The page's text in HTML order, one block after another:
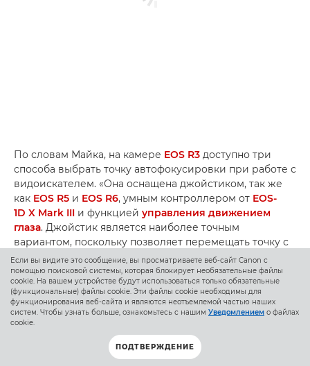
По словам Майка, на камере EOS R3 доступно три
способа выбрать точку автофокусировки при работе с
видоискателем. «Она оснащена джойстиком, так же
как EOS R5 и EOS R6, умным контроллером от EOS-
1D X Mark III и функцией управления движением
глаза. Джойстик является наиболее точным
вариантом, поскольку позволяет перемещать точку с
небольшим интервалом, переключаясь между
соседними точками автофокусировки. Однако
управление движением глаза позволяет мгновенно
переключаться между объектами».
Если вы видите это сообщение, вы просматриваете веб-сайт Canon с
помощью поисковой системы, которая блокирует необязательные файлы
cookie. На вашем устройстве будут использоваться только обязательные
(функциональные) файлы cookie. Эти файлы cookie необходимы для
функционирования веб-сайта и являются неотъемлемой частью наших
систем. Чтобы узнать больше, ознакомьтесь с нашим Уведомлением о файлах
cookie.
ПОДТВЕРЖДЕНИЕ